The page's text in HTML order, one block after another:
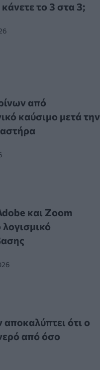
το 3 στα 3;
από
καύσιμο μετά την
και Zoom
ότι ο
από όσο